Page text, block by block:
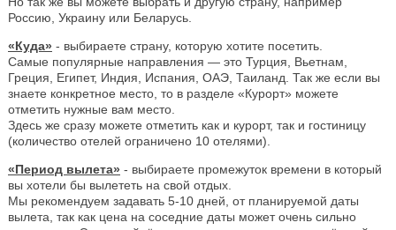
Россию, Украину или Беларусь.
«Куда» - выбираете страну, которую хотите посетить.
Самые популярные направления — это Турция, Вьетнам,
Греция, Египет, Индия, Испания, ОАЭ, Таиланд. Так же если вы
знаете конкретное место, то в разделе «Курорт» можете
отметить нужные вам место.
Здесь же сразу можете отметить как и курорт, так и гостиницу
(количество отелей ограничено 10 отелями).
«Период вылета» - выбираете промежуток времени в который
вы хотели бы вылететь на свой отдых.
Мы рекомендуем задавать 5-10 дней, от планируемой даты
вылета, так как цена на соседние даты может очень сильно